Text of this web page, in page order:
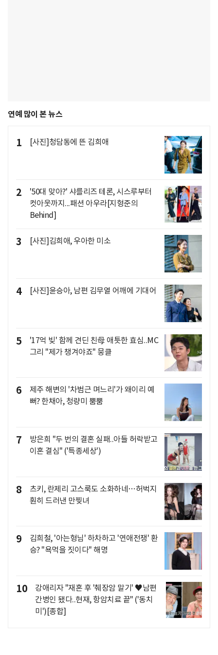
연예 많이 본 뉴스
1 [사진]청담동에 뜬 김희애
2
'50대 맞아?' 샤를리즈 테론, 시스루부터
컷아웃까지...패션 아우라[지형준의
Behind]
3 [사진]김희애, 우아한 미소
4 [사진]윤승아, 남편 김무열 어깨에 기대어
5
'17억 빚' 함께 견딘 친母 애틋한 효심..MC
그리 "제가 챙겨야죠" 뭉클
6
제주 해변의 '차범근 며느리'가 왜이리 예
뻐? 한채아, 청량미 뿜뿜
7
방은희 "두 번의 결혼 실패..아들 허락받고
이혼 결심" ('특종세상')
8
츠키, 란제리 고스룩도 소화하네…허벅지
훤히 드러낸 만찢녀
9
김희철, '아는형님' 하차하고 '연애전쟁' 환
승? "욕먹을 짓이다" 해명
10
강애리자 "재혼 후 '췌장암 말기' ♥남편
간병인 됐다..현재, 항암치료 끝" ('동치
미')[종합]